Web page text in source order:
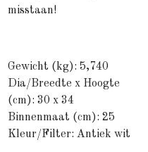
misstaan!
Gewicht (kg): 5,740
Dia/Breedte x Hoogte
(cm): 30 x 34
Binnenmaat (cm): 25
Kleur/Filter: Antiek wit